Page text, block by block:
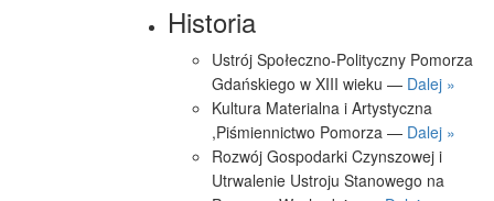
Historia
Ustrój Społeczno-Polityczny Pomorza
Gdańskiego w XIII wieku — Dalej »
Kultura Materialna i Artystyczna
,Piśmiennictwo Pomorza — Dalej »
Rozwój Gospodarki Czynszowej i
Utrwalenie Ustroju Stanowego na